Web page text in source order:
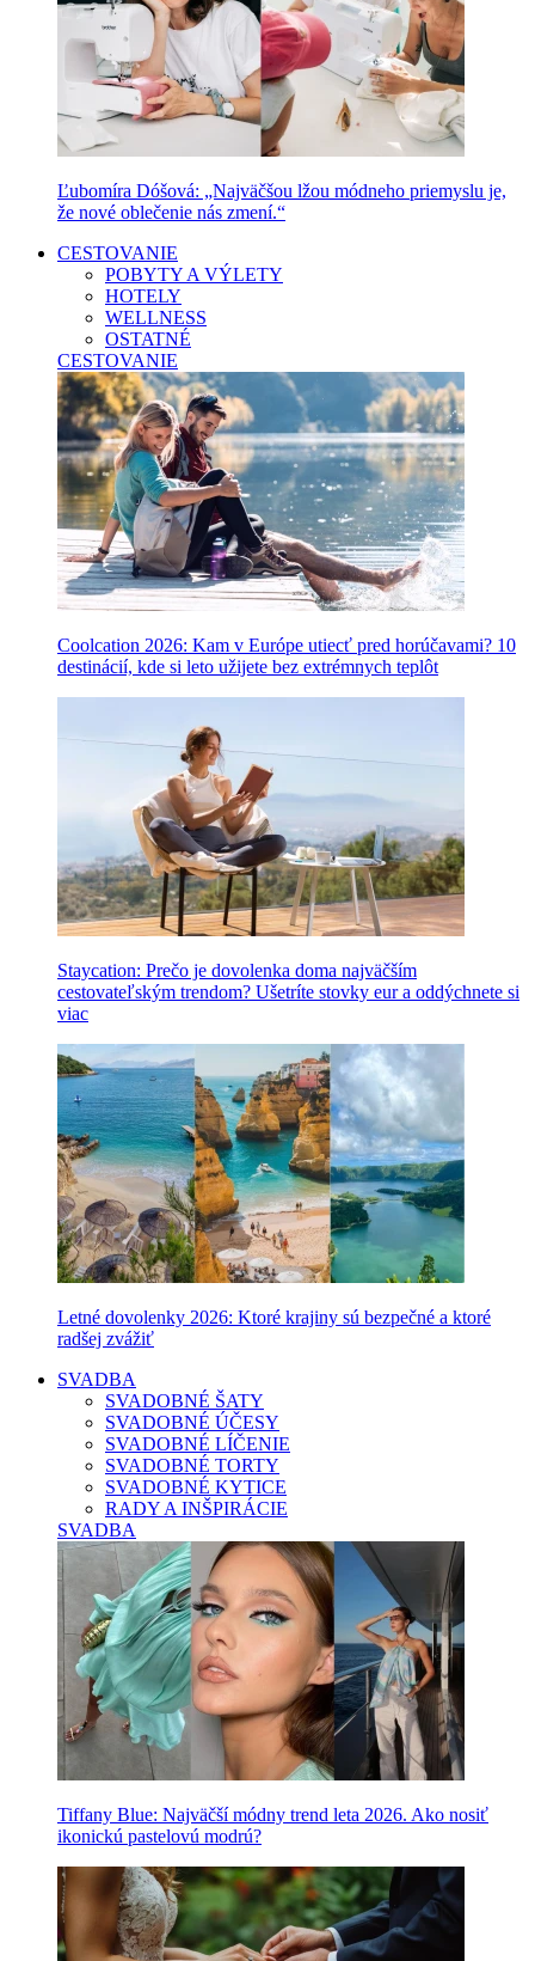
Ľubomíra Dóšová: „Najväčšou lžou módneho priemyslu je,
že nové oblečenie nás zmení.“
CESTOVANIE
POBYTY A VÝLETY
HOTELY
WELLNESS
OSTATNÉ
CESTOVANIE
Coolcation 2026: Kam v Európe utiecť pred horúčavami? 10
destinácií, kde si leto užijete bez extrémnych teplôt
Staycation: Prečo je dovolenka doma najväčším
cestovateľským trendom? Ušetríte stovky eur a oddýchnete si
viac
Letné dovolenky 2026: Ktoré krajiny sú bezpečné a ktoré
radšej zvážiť
SVADBA
SVADOBNÉ ŠATY
SVADOBNÉ ÚČESY
SVADOBNÉ LÍČENIE
SVADOBNÉ TORTY
SVADOBNÉ KYTICE
RADY A INŠPIRÁCIE
SVADBA
Tiffany Blue: Najväčší módny trend leta 2026. Ako nosiť
ikonickú pastelovú modrú?